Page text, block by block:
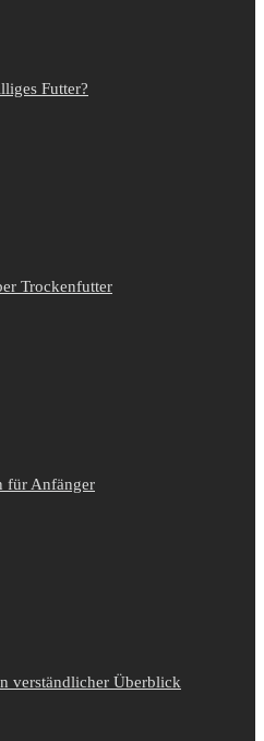
Futter?
Trockenfutter
für Anfänger
verständlicher Überblick